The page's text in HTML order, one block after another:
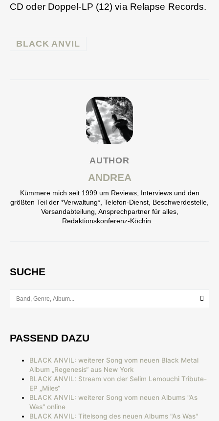
CD oder Doppel-LP (12) via Relapse Records.
BLACK ANVIL
AUTHOR
ANDREA
Kümmere mich seit 1999 um Reviews, Interviews und den
größten Teil der *Verwaltung*, Telefon-Dienst, Beschwerdestelle,
Versandabteilung, Ansprechpartner für alles,
Redaktionskonferenz-Köchin...
SUCHE
PASSEND DAZU
BLACK ANVIL: weiterer Song vom neuen Black Metal
Album „Regenesis“ aus New York
BLACK ANVIL: Stream von der Selim Lemouchi Tribute-
EP „Miles“
BLACK ANVIL: weiterer Song vom neuen Albums "As
Was" online
BLACK ANVIL: Titelsong des neuen Albums "As Was"